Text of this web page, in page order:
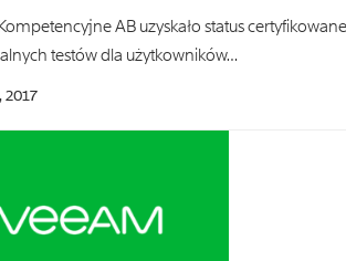
AB uzyskało status
testów dla użytkowników…
2017